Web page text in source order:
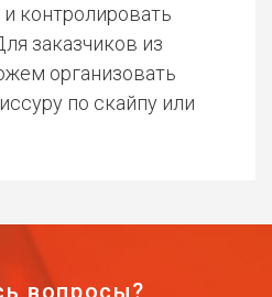
контролировать
заказчиков из
организовать
по скайпу или
вопросы?